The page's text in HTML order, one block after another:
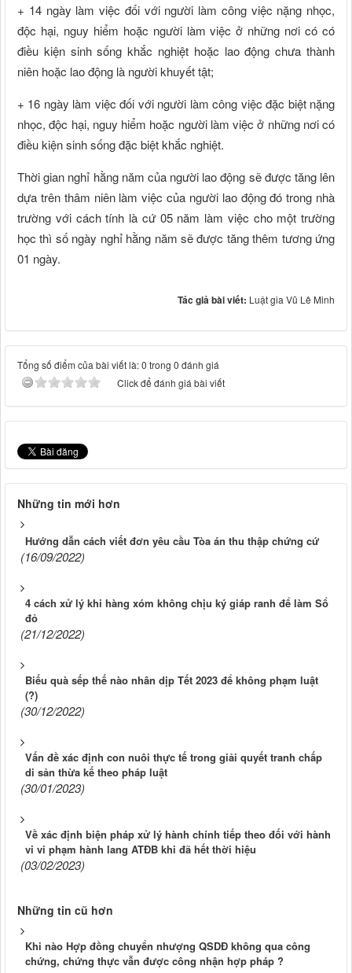
+ 14 ngày làm việc đối với người làm công việc nặng nhọc,
độc hại, nguy hiểm hoặc người làm việc ở những nơi có có
điều kiện sinh sống khắc nghiệt hoặc lao động chưa thành
niên hoặc lao động là người khuyết tật;
+ 16 ngày làm việc đối với người làm công việc đặc biệt nặng
nhọc, độc hại, nguy hiểm hoặc người làm việc ở những nơi có
điều kiện sinh sống đặc biệt khắc nghiệt.
Thời gian nghỉ hằng năm của người lao động sẽ được tăng lên
dựa trên thâm niên làm việc của người lao động đó trong nhà
trường với cách tính là cứ 05 năm làm việc cho một trường
học thì số ngày nghỉ hằng năm sẽ được tăng thêm tương ứng
01 ngày.
Tác giả bài viết: Luật gia Vũ Lê Minh
Tổng số điểm của bài viết là: 0 trong 0 đánh giá
Click để đánh giá bài viết
Những tin mới hơn
Hướng dẫn cách viết đơn yêu cầu Tòa án thu thập chứng cứ
(16/09/2022)
4 cách xử lý khi hàng xóm không chịu ký giáp ranh để làm Sổ
đỏ
(21/12/2022)
Biếu quà sếp thế nào nhân dịp Tết 2023 để không phạm luật
(?)
(30/12/2022)
Vấn đề xác định con nuôi thực tế trong giải quyết tranh chấp
di sản thừa kế theo pháp luật
(30/01/2023)
Về xác định biện pháp xử lý hành chính tiếp theo đối với hành
vi vi phạm hành lang ATĐB khi đã hết thời hiệu
(03/02/2023)
Những tin cũ hơn
Khi nào Hợp đồng chuyển nhượng QSDĐ không qua công
chứng, chứng thực vẫn được công nhận hợp pháp ?